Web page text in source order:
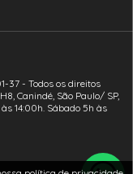
37 - Todos os direitos
Canindé, São Paulo/ SP,
14:00h. Sábado 5h às